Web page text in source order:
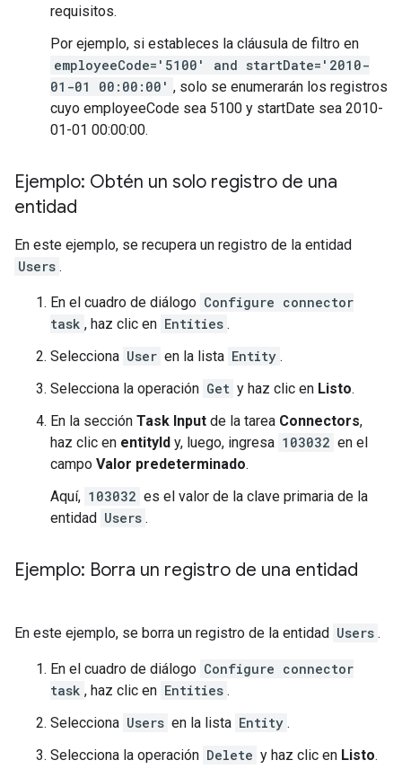
requisitos.
Por ejemplo, si estableces la cláusula de filtro en
employeeCode='5100' and startDate='2010-
01-01 00:00:00' , solo se enumerarán los registros
cuyo employeeCode sea 5100 y startDate sea 2010-
01-01 00:00:00.
Ejemplo: Obtén un solo registro de una
entidad
En este ejemplo, se recupera un registro de la entidad
Users .
En el cuadro de diálogo Configure connector
task , haz clic en Entities .
Selecciona User en la lista Entity .
Selecciona la operación Get y haz clic en Listo.
En la sección Task Input de la tarea Connectors,
haz clic en entityId y, luego, ingresa 103032 en el
campo Valor predeterminado.
Aquí, 103032 es el valor de la clave primaria de la
entidad Users .
Ejemplo: Borra un registro de una entidad
En este ejemplo, se borra un registro de la entidad Users .
En el cuadro de diálogo Configure connector
task , haz clic en Entities .
Selecciona Users en la lista Entity .
Selecciona la operación Delete y haz clic en Listo.